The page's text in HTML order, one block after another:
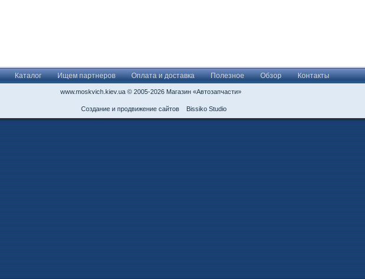
Каталог Ищем партнеров Оплата и доставка Полезное Обзор Контакты
www.moskvich.kiev.ua © 2005-2026 Магазин «Автозапчасти»
Создание и продвижение сайтов Bissiko Studio